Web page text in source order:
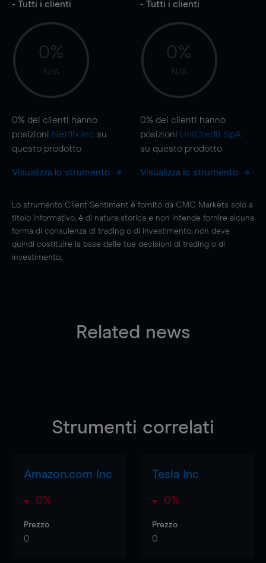
- Tutti i clienti
0%
N/A
0% dei clienti hanno
posizioni Netflix Inc su
questo prodotto
Visualizza lo strumento
- Tutti i clienti
0%
N/A
0% dei clienti hanno
posizioni UniCredit SpA
su questo prodotto
Visualizza lo strumento
Lo strumento Client Sentiment è fornito da CMC Markets solo a
titolo informativo, è di natura storica e non intende fornire alcuna
forma di consulenza di trading o di investimento; non deve
quindi costituire la base delle tue decisioni di trading o di
investimento.
Related news
Strumenti correlati
Amazon.com Inc
0%
Prezzo
0
Tesla Inc
0%
Prezzo
0